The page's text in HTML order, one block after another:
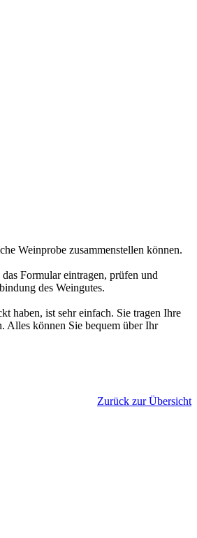
Weinprobe zusammenstellen können.
Formular eintragen, prüfen und
des Weingutes.
haben, ist sehr einfach. Sie tragen Ihre
Alles können Sie bequem über Ihr
Zurück zur Übersicht